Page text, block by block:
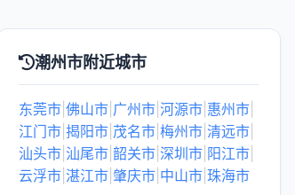
潮州市附近城市
东莞市 佛山市 广州市 河源市 惠州市
江门市 揭阳市 茂名市 梅州市 清远市
汕头市 汕尾市 韶关市 深圳市 阳江市
云浮市 湛江市 肇庆市 中山市 珠海市